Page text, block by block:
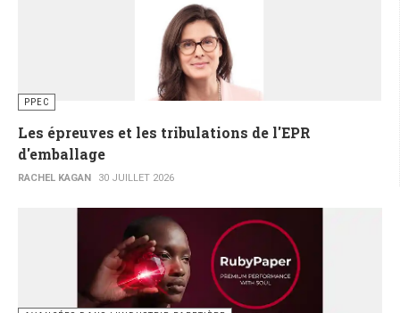
PPEC
Les épreuves et les tribulations de l'EPR
d'emballage
RACHEL KAGAN 30 JUILLET 2026